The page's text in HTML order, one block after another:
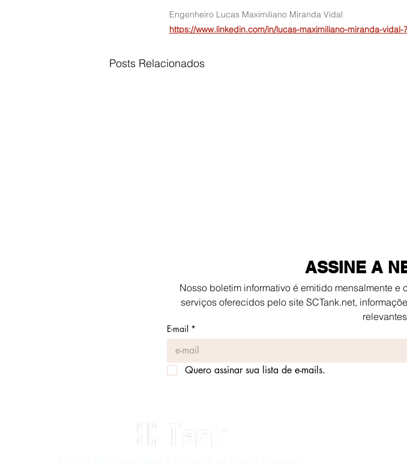
Engenheiro Lucas Maximiliano Miranda Vidal
https://www.linkedin.com/in/lucas-maximiliano-miranda-vidal-
Posts Relacionados
Introdução à Gestão de
Armazéns e Movimentação
de Materiais
função crítica do
armazenamento
ASSINE A
Nosso boletim informativo é emitido mensalmente
serviços oferecidos pelo site SCTank.net,
E-mail *
Quero assinar sua lista de e-mails.